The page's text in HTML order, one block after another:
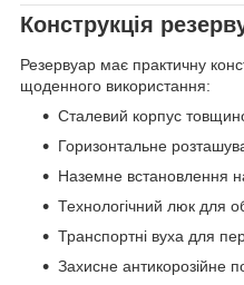
Конструкція
Резервуар має практичну
щоденного використання:
Сталевий корпус
Горизонтальне
Наземне встановлення
Технологічний люк для
Транспортні вуха для
Захисне антикорозійне